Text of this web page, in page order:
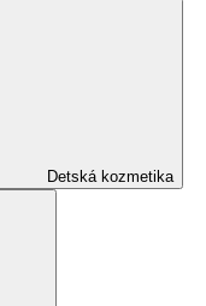
Detská kozmetika